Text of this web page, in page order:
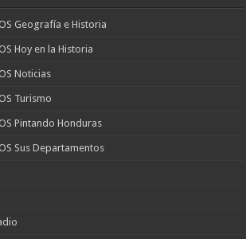
Geografía e Historia
Hoy en la Historia
Noticias
Turismo
Pintando Honduras
Sus Departamentos